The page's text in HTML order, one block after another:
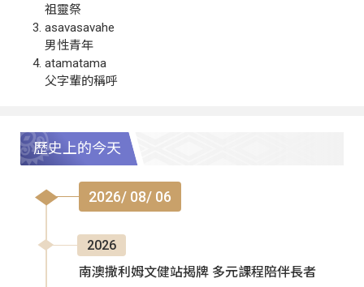
祖靈祭
asavasavahe
男性青年
atamatama
父字輩的稱呼
歷史上的今天
2026/ 08/ 06
2026
南澳撒利姆文健站揭牌 多元課程陪伴長者